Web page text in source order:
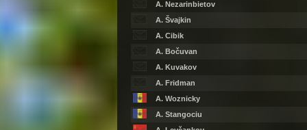
A. Nezarinbietov
A. Švajkin
A. Cibik
A. Bočuvan
A. Kuvakov
A. Fridman
A. Woznicky
A. Stangociu